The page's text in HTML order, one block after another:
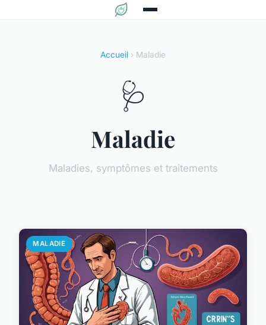
Accueil › Maladie
🩺
Maladie
Maladies, symptômes et traitements
MALADIE